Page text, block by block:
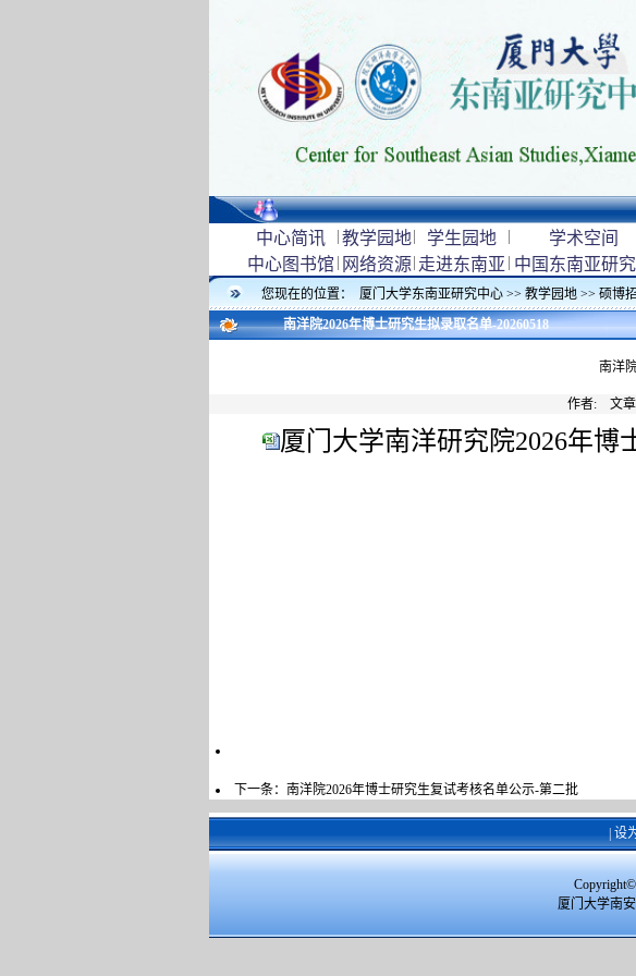
中心简讯 |教学园地| 学生园地 | 学术空间
中心图书馆 | 网络资源| 走进东南亚 | 中国东南亚研
您现在的位置： 厦门大学东南亚研究中心 >> 教学园地 >> 硕博
南洋院2026年博士研究生拟录取名单-20260518
南洋
作者: 文章
厦门大学南洋研究院2026年博
下一条： 南洋院2026年博士研究生复试考核名单公示-第二批
设
厦门大学南